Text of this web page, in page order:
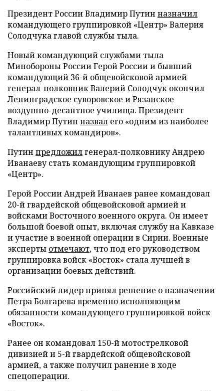
Президент России Владимир Путин назначил
командующего группировкой «Центр» Валерия
Солодчука главой службы тыла.
Новый командующий службами тыла
Минобороны России Герой России и бывший
командующий 36-й общевойсковой армией
генерал-полковник Валерий Солодчук окончил
Ленинградское суворовское и Рязанское
воздушно-десантное училища. Президент
Владимир Путин назвал его «одним из наиболее
талантливых командиров».
Путин предложилгенерал-полковнику Андрею
Иванаеву стать командующим группировкой
«Центр».
Герой России Андрей Иванаев ранее командовал
20-й гвардейской общевойсковой армией и
войсками Восточного военного округа. Он имеет
большой боевой опыт, включая службу на Кавказе
и участие в военной операции в Сирии. Военные
эксперты отмечают, что под его руководством
группировка войск «Восток» стала лучшей в
организации боевых действий.
Российский лидерпринял решение о назначении
Петра Болгарева временно исполняющим
обязанности командующего группировкой войск
«Восток».
Ранее он командовал 150-й мотострелковой
дивизией и 5-й гвардейской общевойсковой
армией, а также получил ранение в ходе
спецоперации.